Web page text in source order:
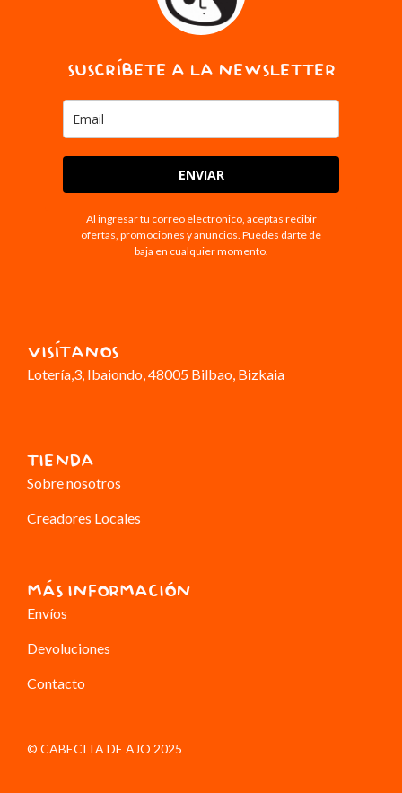
SUSCRÍBETE A LA NEWSLETTER
ENVIAR
Al ingresar tu correo electrónico, aceptas recibir
ofertas, promociones y anuncios. Puedes darte de
baja en cualquier momento.
VISÍTANOS
Lotería,3, Ibaiondo, 48005 Bilbao, Bizkaia
TIENDA
Sobre nosotros
Creadores Locales
MÁS INFORMACIÓN
Envíos
Devoluciones
Contacto
© CABECITA DE AJO 2025